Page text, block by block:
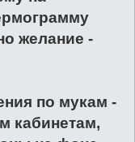
желание -
по мукам -
кабинетам,